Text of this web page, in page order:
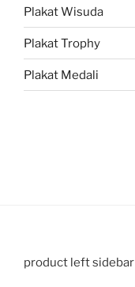
Plakat Wisuda
Plakat Trophy
Plakat Medali
product left sidebar